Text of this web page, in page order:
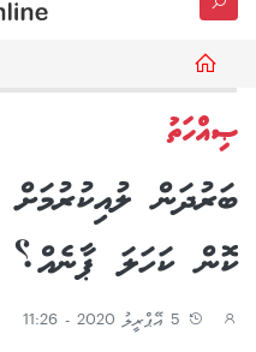
ޞިއްހަތު
ބަރުދަން
ކޮން ކަހަލަ ޕާނެއް؟